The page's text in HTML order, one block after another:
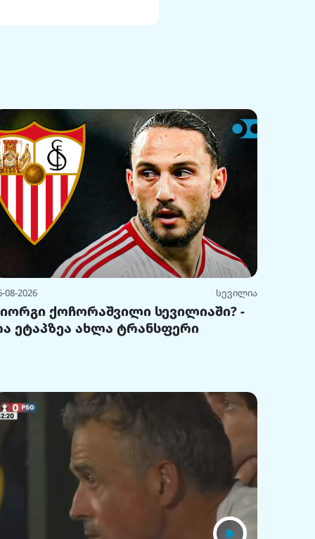
08-2026 სევილია
ქოჩორაშვილი სევილიაში? -
ეტაპზეა ახლა ტრანსფერი